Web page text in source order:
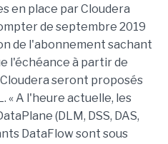
en place par Cloudera
de septembre 2019
de l'abonnement sachant
l'échéance à partir de
seront proposés
« A l'heure actuelle, les
(DLM, DSS, DAS,
DataFlow sont sous